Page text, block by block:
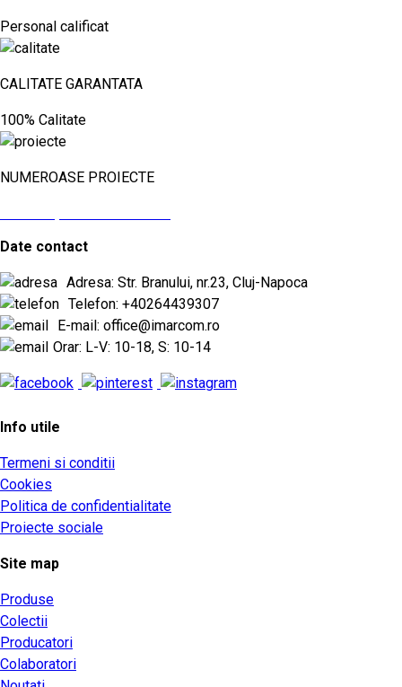
Personal calificat
CALITATE GARANTATA
100% Calitate
NUMEROASE PROIECTE
Date contact
Adresa: Str. Branului, nr.23, Cluj-Napoca
Telefon: +40264439307
E-mail: office@imarcom.ro
Orar: L-V: 10-18, S: 10-14
Info utile
Termeni si conditii
Cookies
Politica de confidentialitate
Proiecte sociale
Site map
Produse
Colectii
Producatori
Colaboratori